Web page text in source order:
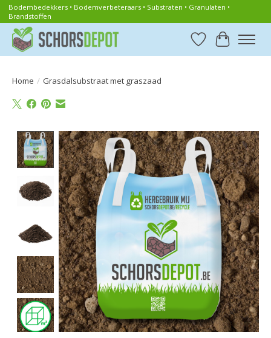
Bodembedekkers • Bodemverbeteraars • Substraten • Granulaten •
Brandstoffen
Verlanglijst
Home / Grasdalsubstraat met graszaad
Product image slideshow Items